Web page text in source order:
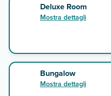
Deluxe Room
Mostra dettagli
Bungalow
Mostra dettagli